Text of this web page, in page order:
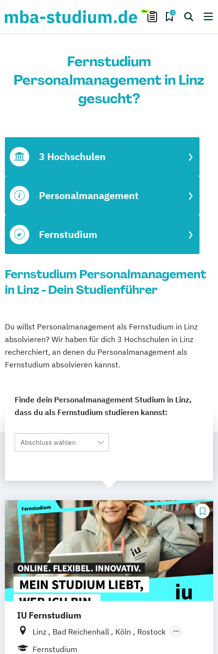
0
Fernstudium
Personalmanagement in Linz
gesucht?
Fernstudium
Personalmanagement
3 Hochschulen
Fernstudium Personalmanagement
in Linz - Dein Studienführer
Du willst Personalmanagement als Fernstudium in Linz
absolvieren? Wir haben für dich 3 Hochschulen in Linz
recherchiert, an denen du Personalmanagement als
Fernstudium absolvieren kannst.
Finde dein Personalmanagement Studium in Linz,
dass du als Fernstudium studieren kannst:
Abschluss wählen
IU Fernstudium
Linz Bad Reichenhall Köln
Rostock
Freiburg
Fernstudium